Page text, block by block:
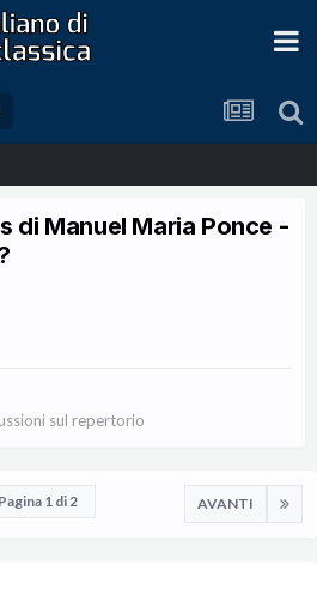
di Manuel Maria Ponce -
sul repertorio
AVANTI
Pagina 1 di 2